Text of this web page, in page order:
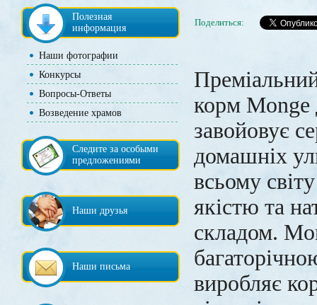
Полезная
информация
Наши фотографии
Конкурсы
Вопросы-Ответы
Возведение храмов
Следите за особыми
предложениями
Наши друзья
Наши письма
Поделиться:
корм Monge
завойовує
домашніх
всьому
якістю та
складом.
виробляє